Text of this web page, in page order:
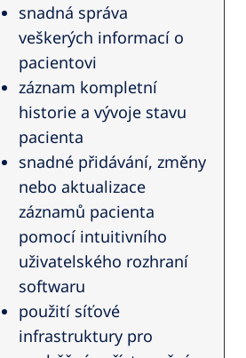
snadná správa
veškerých informací o
pacientovi
záznam kompletní
historie a vývoje stavu
pacienta
snadné přidávání, změny
nebo aktualizace
záznamů pacienta
pomocí intuitivního
uživatelského rozhraní
softwaru
použití síťové
infrastruktury pro